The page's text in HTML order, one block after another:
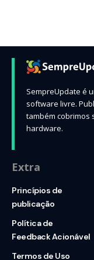
SempreUpdate é
software livre.
também cobrimos
hardware.
Extra
Princípios de
publicação
Política de
Feedback Acionável
Termos de Uso